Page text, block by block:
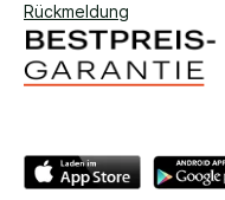
Rückmeldung